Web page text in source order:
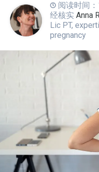
阅读时间
经核实 Anna
Lic PT,
pregnancy